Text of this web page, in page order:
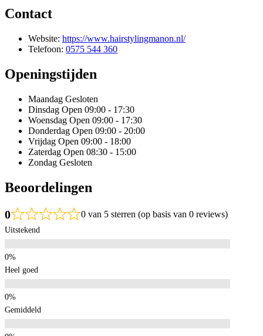
Contact
Website: https://www.hairstylingmanon.nl/
Telefoon: 0575 544 360
Openingstijden
Maandag Gesloten
Dinsdag Open 09:00 - 17:30
Woensdag Open 09:00 - 17:30
Donderdag Open 09:00 - 20:00
Vrijdag Open 09:00 - 18:00
Zaterdag Open 08:30 - 15:00
Zondag Gesloten
Beoordelingen
0 0 van 5 sterren (op basis van 0 reviews)
Uitstekend
Heel goed
Gemiddeld